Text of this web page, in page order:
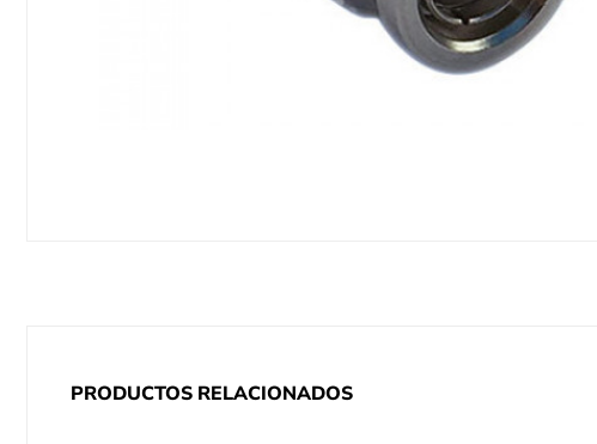
PRODUCTOS RELACIONADOS